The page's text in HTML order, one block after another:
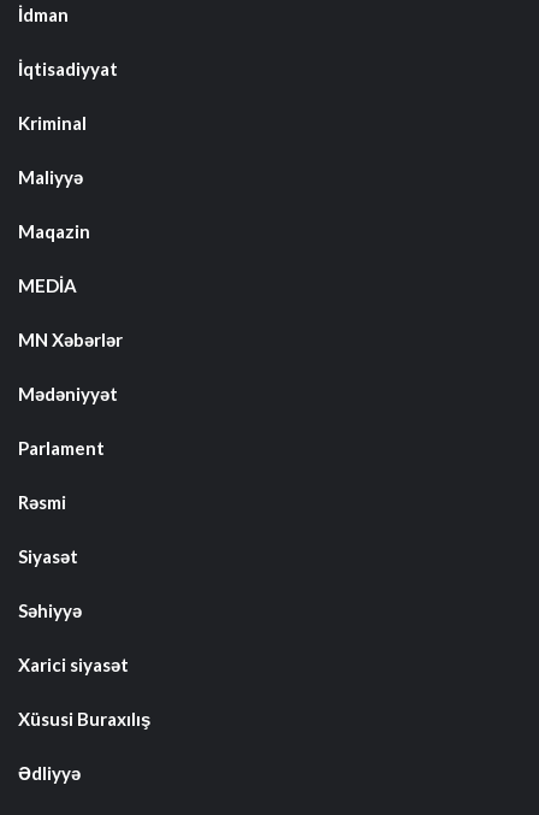
İdman
İqtisadiyyat
Kriminal
Maliyyə
Maqazin
MEDİA
MN Xəbərlər
Mədəniyyət
Parlament
Rəsmi
Siyasət
Səhiyyə
Xarici siyasət
Xüsusi Buraxılış
Ədliyyə